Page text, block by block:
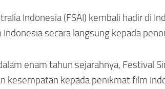
Indonesia (FSAI) kembali hadir di
secara langsung kepada
enam tahun sejarahnya, Festival
kesempatan kepada penikmat film